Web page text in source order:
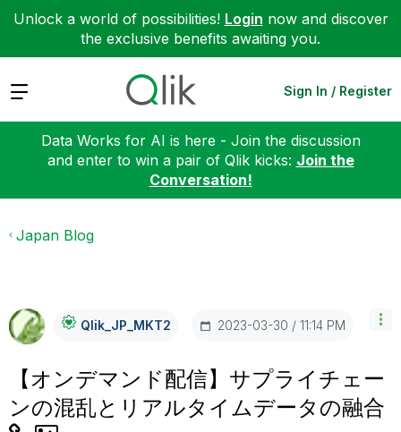
Unlock a world of possibilities! Login now and discover
the exclusive benefits awaiting you.
Expand Sign In / Register
Data Works for AI is here - Join the discussion
and enter to win a pair of Qlik kicks: Join the
Conversation!
Japan Blog
Qlik_JP_MKT2 ‎2023-03-30 11:14 PM
【オンデマンド配信】サプライチェー
ンの混乱とリアルタイムデータの融合